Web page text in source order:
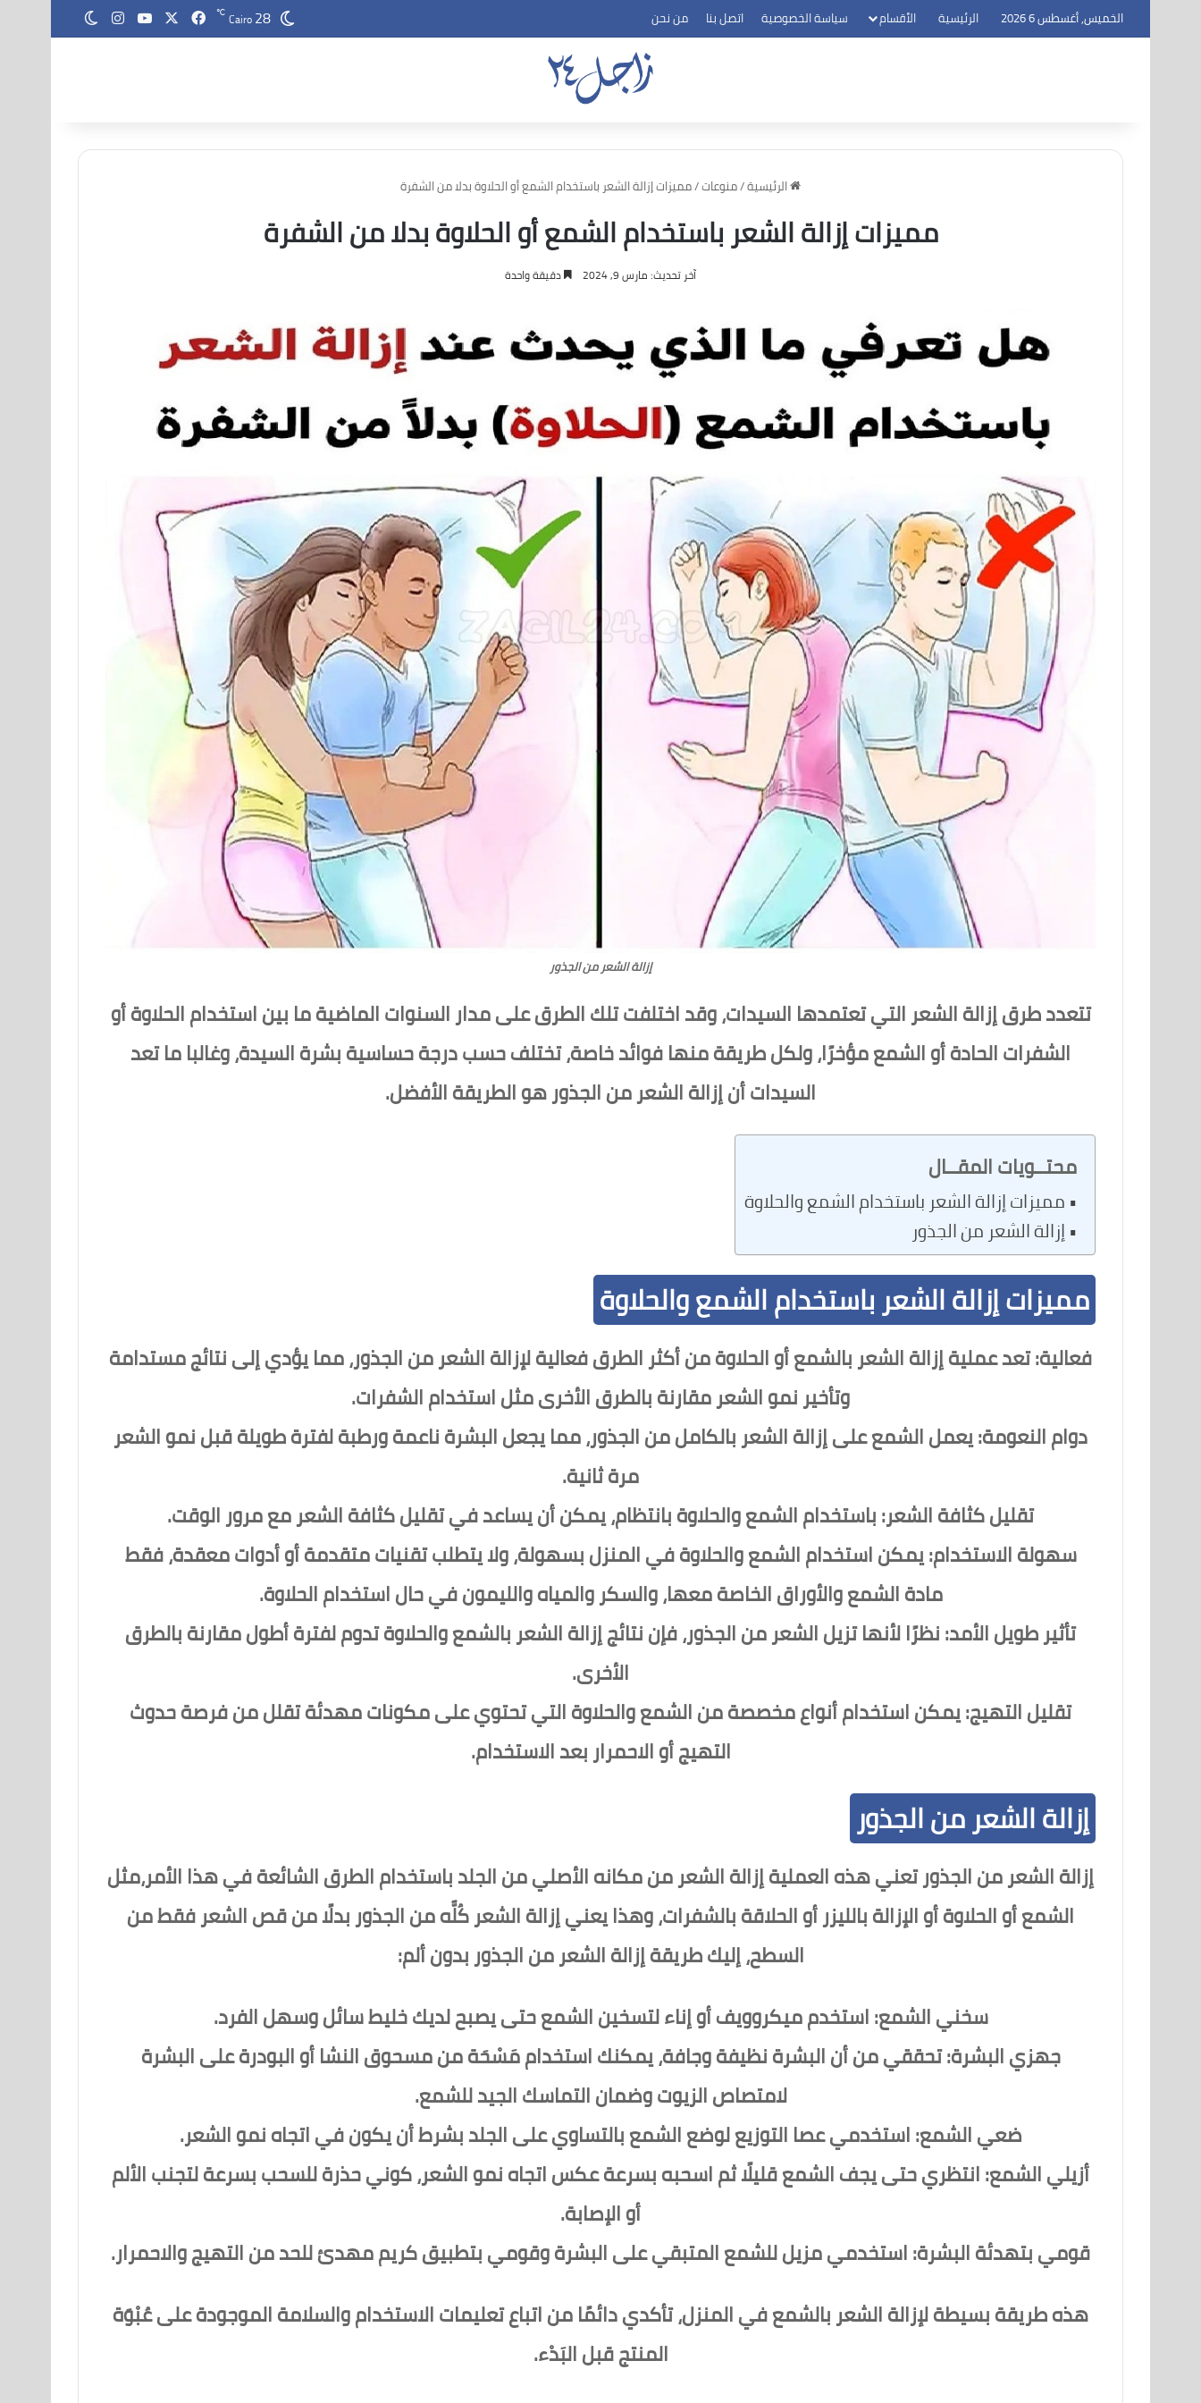
الخميس, أغسطس 6 2026 الرئيسية الأقسام سياسة الخصوصية اتصل بنا من نحن Cairo28
℃ فيسبوك ‫YouTubeانستقرام
الرئيسية/منوعات/مميزات إزالة الشعر باستخدام الشمع أو الحلاوة بدلا من الشفرة
مميزات إزالة الشعر باستخدام الشمع أو الحلاوة بدلا من الشفرة
آخر تحديث: مارس 9, 2024 دقيقة واحدة
إزالة الشعر من الجذور
تتعدد طرق إزالة الشعر التي تعتمدها السيدات، وقد اختلفت تلك الطرق على مدار السنوات الماضية ما بين استخدام الحلاوة أو
الشفرات الحادة أو الشمع مؤخرًا، ولكل طريقة منها فوائد خاصة، تختلف حسب درجة حساسية بشرة السيدة، وغالبا ما تعد
السيدات أن إزالة الشعر من الجذور هو الطريقة الأفضل.
محتــويات المقــال
مميزات إزالة الشعر باستخدام الشمع والحلاوة
إزالة الشعر من الجذور
مميزات إزالة الشعر باستخدام الشمع والحلاوة
فعالية:تعد عملية إزالة الشعر بالشمع أو الحلاوة من أكثر الطرق فعالية لإزالة الشعر من الجذور، مما يؤدي إلى نتائج مستدامة
وتأخير نمو الشعر مقارنة بالطرق الأخرى مثل استخدام الشفرات.
دوام النعومة:يعمل الشمع على إزالة الشعر بالكامل من الجذور، مما يجعل البشرة ناعمة ورطبة لفترة طويلة قبل نمو الشعر
مرة ثانية.
تقليل كثافة الشعر:باستخدام الشمع والحلاوة بانتظام، يمكن أن يساعد في تقليل كثافة الشعر مع مرور الوقت.
سهولة الاستخدام:يمكن استخدام الشمع والحلاوة في المنزل بسهولة، ولا يتطلب تقنيات متقدمة أو أدوات معقدة، فقط
مادة الشمع والأوراق الخاصة معها، والسكر والمياه والليمون في حال استخدام الحلاوة.
تأثير طويل الأمد:نظرًا لأنها تزيل الشعر من الجذور، فإن نتائج إزالة الشعر بالشمع والحلاوة تدوم لفترة أطول مقارنة بالطرق
الأخرى.
تقليل التهيج:يمكن استخدام أنواع مخصصة من الشمع والحلاوة التي تحتوي على مكونات مهدئة تقلل من فرصة حدوث
التهيج أو الاحمرار بعد الاستخدام.
إزالة الشعر من الجذور
إزالة الشعر من الجذور تعني هذه العملية إزالة الشعر من مكانه الأصلي من الجلد باستخدام الطرق الشائعة في هذا الأمر،مثل
الشمع أو الحلاوة أو الإزالة بالليزر أو الحلاقة بالشفرات، وهذا يعني إزالة الشعر كُلََّه من الجذور بدلًا من قص الشعر فقط من
السطح، إليك طريقة إزالة الشعر من الجذور بدون ألم:
سخني الشمع:استخدم ميكروويف أو إناء لتسخين الشمع حتى يصبح لديك خليط سائل وسهل الفرد.
جهزي البشرة:تحققي من أن البشرة نظيفة وجافة، يمكنك استخدام مَسْحَة من مسحوق النشا أو البودرة على البشرة
لامتصاص الزيوت وضمان التماسك الجيد للشمع.
ضعي الشمع:استخدمي عصا التوزيع لوضع الشمع بالتساوي على الجلد بشرط أن يكون في اتجاه نمو الشعر.
أزيلي الشمع:انتظري حتى يجف الشمع قليلًا ثم اسحبه بسرعة عكس اتجاه نمو الشعر، كوني حذرة للسحب بسرعة لتجنب الألم
أو الإصابة.
قومي بتهدئة البشرة:استخدمي مزيل للشمع المتبقي على البشرة وقومي بتطبيق كريم مهدئ للحد من التهيج والاحمرار.
هذه طريقة بسيطة لإزالة الشعر بالشمع في المنزل، تأكدي دائمًا من اتباع تعليمات الاستخدام والسلامة الموجودة على عُبْوَة
المنتج قبل البَدْء.